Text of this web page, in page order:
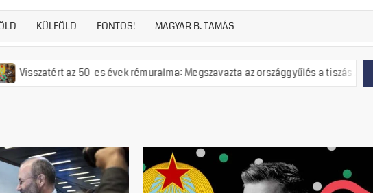
KÜLFÖLD FONTOS! MAGYAR B. TAMÁS
es évek rémuralma: Megszavazta az országgyűlés a tiszás ÁVH felállítását!